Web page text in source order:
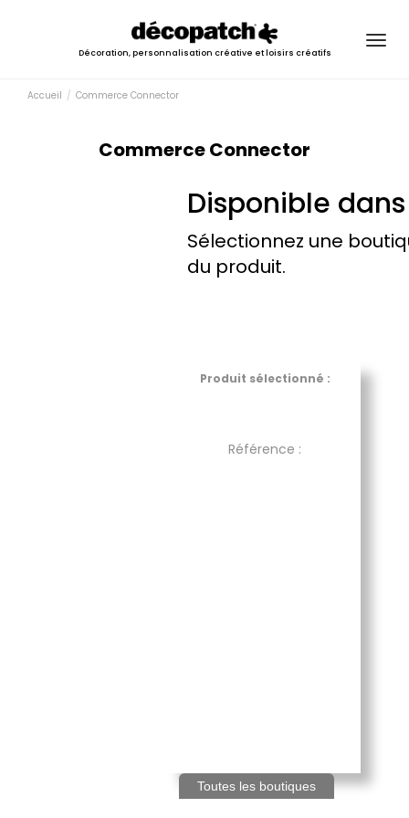
Décoration, personnalisation créative et loisirs créatifs
Accueil Commerce Connector
Commerce Connector
Disponible
Sélectionnez une
du produit.
Produit sélectionné :
Référence :
Toutes les boutiques